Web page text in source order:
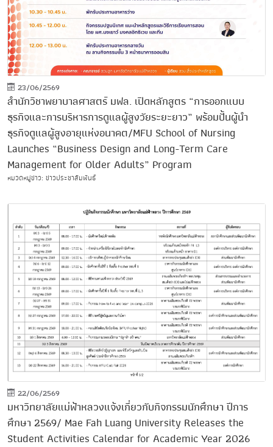
23/06/2569
สำนักวิชาพยาบาลศาสตร์ มฟล. เปิดหลักสูตร “การออกแบบ
ธุรกิจและการบริหารการดูแลผู้สูงวัยระยะยาว” พร้อมปั้นผู้นำ
ธุรกิจดูแลผู้สูงอายุแห่งอนาคต/MFU School of Nursing
Launches “Business Design and Long-Term Care
Management for Older Adults” Program
หมวดหมู่ข่าว: ข่าวประชาสัมพันธ์
22/06/2569
มหาวิทยาลัยแม่ฟ้าหลวงแจ้งเกี่ยวกับกิจกรรมนักศึกษา ปีการ
ศึกษา 2569/ Mae Fah Luang University Releases the
Student Activities Calendar for Academic Year 2026